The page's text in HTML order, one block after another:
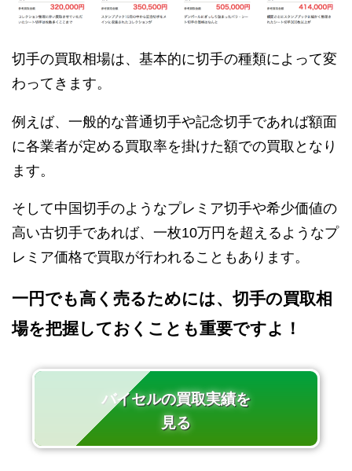
切手の買取相場は、基本的に切手の種類によって変
わってきます。
例えば、一般的な普通切手や記念切手であれば額面
に各業者が定める買取率を掛けた額での買取となり
ます。
そして中国切手のようなプレミア切手や希少価値の
高い古切手であれば、一枚10万円を超えるようなプ
レミア価格で買取が行われることもあります。
一円でも高く売るためには、切手の買取相
場を把握しておくことも重要ですよ！
バイセルの買取実績を
見る